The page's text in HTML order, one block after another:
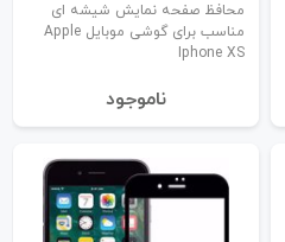
محافظ صفحه نمایش شیشه ای
مناسب برای گوشی موبایل Apple
Iphone XS
نا‌موجود